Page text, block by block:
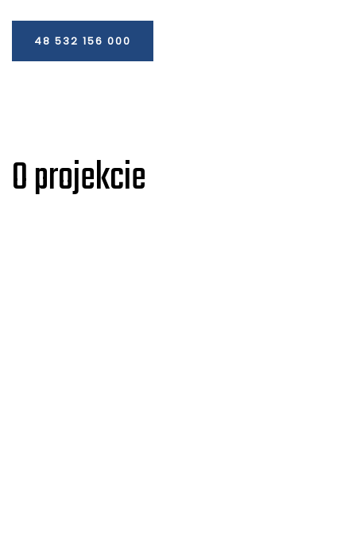
48 532 156 000
O projekcie